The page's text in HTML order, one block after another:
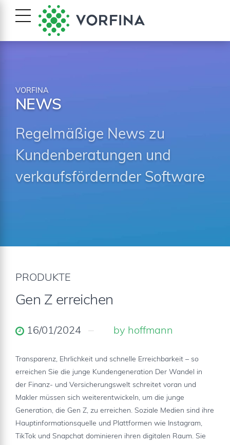
VORFINA
NEWS
Regelmäßige News zu
Kundenberatungen und
verkaufsfördernder Software
PRODUKTE
Gen Z erreichen
16/01/2024 by hoffmann
Transparenz, Ehrlichkeit und schnelle Erreichbarkeit – so
erreichen Sie die junge Kundengeneration Der Wandel in
der Finanz- und Versicherungswelt schreitet voran und
Makler müssen sich weiterentwickeln, um die junge
Generation, die Gen Z, zu erreichen. Soziale Medien sind ihre
Hauptinformationsquelle und Plattformen wie Instagram,
TikTok und Snapchat dominieren ihren digitalen Raum. Sie